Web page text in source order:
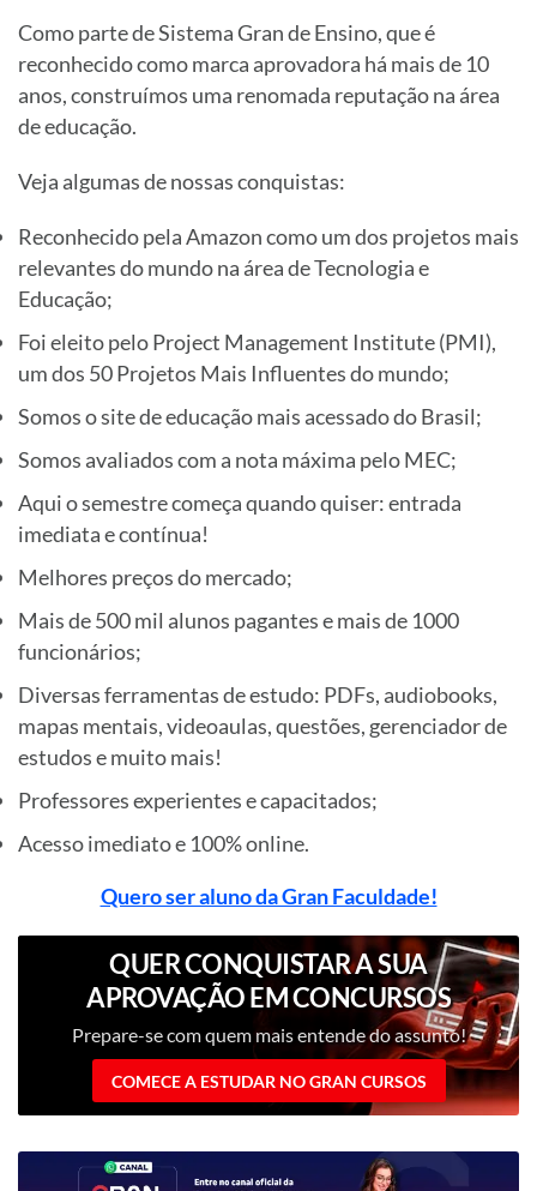
Como parte de Sistema Gran de Ensino, que é
reconhecido como marca aprovadora há mais de 10
anos, construímos uma renomada reputação na área
de educação.
Veja algumas de nossas conquistas:
Reconhecido pela Amazon como um dos projetos mais
relevantes do mundo na área de Tecnologia e
Educação;
Foi eleito pelo Project Management Institute (PMI),
um dos 50 Projetos Mais Influentes do mundo;
Somos o site de educação mais acessado do Brasil;
Somos avaliados com a nota máxima pelo MEC;
Aqui o semestre começa quando quiser: entrada
imediata e contínua!
Melhores preços do mercado;
Mais de 500 mil alunos pagantes e mais de 1000
funcionários;
Diversas ferramentas de estudo: PDFs, audiobooks,
mapas mentais, videoaulas, questões, gerenciador de
estudos e muito mais!
Professores experientes e capacitados;
Acesso imediato e 100% online.
Quero ser aluno da Gran Faculdade!
QUER CONQUISTAR A SUA
APROVAÇÃO EM CONCURSOS
PÚBLICOS?
Prepare-se com quem mais entende do assunto!
COMECE A ESTUDAR NO GRAN CURSOS